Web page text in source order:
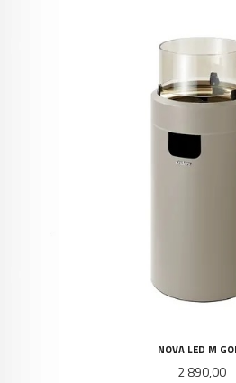
NOVA LED M
Pris
2 890,00